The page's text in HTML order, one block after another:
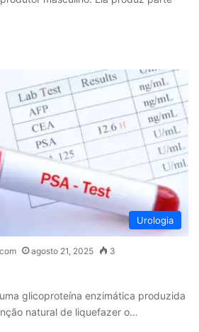
Urologia
agosto 21, 2025 3
glicoproteína enzimática produzida
natural de liquefazer o…